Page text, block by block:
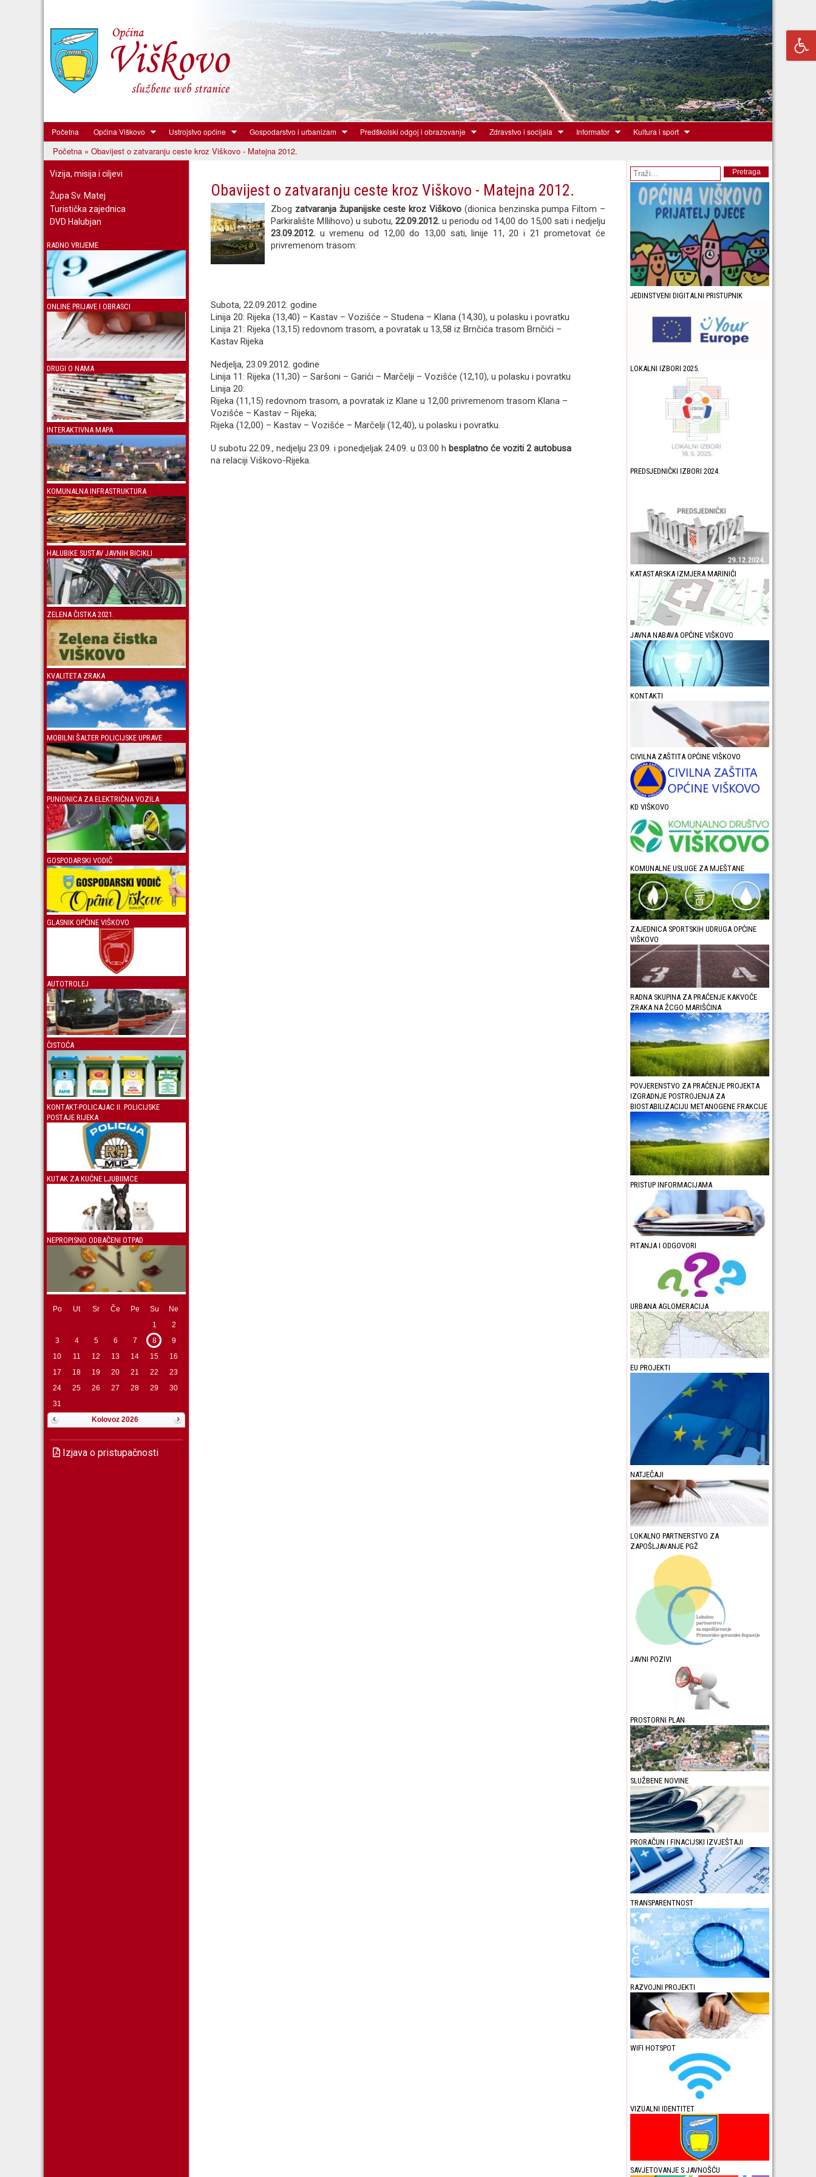
Skoči
glavni
sadržaj
Općina
Viškovo
Početna Općina Viškovo Ustrojstvo općine Gospodarstvo i urbanizam Predškolski odgoj i obrazovanje Zdravstvo i socijala Informator Kultura i sport
Vi ste ovdje
Početna » Obavijest o zatvaranju ceste kroz Viškovo - Matejna 2012.
Vizija, misija i ciljevi
Župa Sv. Matej
Turistička zajednica
DVD Halubjan
RADNO VRIJEME
ONLINE PRIJAVE I OBRASCI
DRUGI O NAMA
INTERAKTIVNA MAPA
KOMUNALNA INFRASTRUKTURA
HALUBIKE SUSTAV JAVNIH BICIKLI
ZELENA ČISTKA 2021.
KVALITETA ZRAKA
MOBILNI ŠALTER POLICIJSKE UPRAVE
PUNIONICA ZA ELEKTRIČNA VOZILA
GOSPODARSKI VODIČ
GLASNIK OPĆINE VIŠKOVO
AUTOTROLEJ
ČISTOĆA
KONTAKT-POLICAJAC II. POLICIJSKE
POSTAJE RIJEKA
KUTAK ZA KUĆNE LJUBIIMCE
NEPROPISNO ODBAČENI OTPAD
Po Ut Sr Če Pe Su
Ne
1
2
3
4 5 6 7 8
9
10
11 12 13 14 15
16
17
18 19 20 21 22
23
24
25 26 27 28 29
30
31
Kolovoz 2026
Izjava o pristupačnosti
Obavijest o zatvaranju ceste kroz Viškovo - Matejna 2012.
Zbog zatvaranja županijske ceste kroz Viškovo (dionica benzinska pumpa Filtom –
Parkiralište MIlihovo) u subotu, 22.09.2012. u periodu od 14,00 do 15,00 sati i nedjelju
23.09.2012. u vremenu od 12,00 do 13,00 sati, linije 11, 20 i 21 prometovat će
privremenom trasom:
Subota, 22.09.2012. godine
Linija 20: Rijeka (13,40) – Kastav – Vozišće – Studena – Klana (14,30), u polasku i povratku
Linija 21: Rijeka (13,15) redovnom trasom, a povratak u 13,58 iz Brnčića trasom Brnčići –
Kastav Rijeka
Nedjelja, 23.09.2012. godine
Linija 11: Rijeka (11,30) – Saršoni – Garići – Marčelji – Vozišće (12,10), u polasku i povratku
Linija 20:
Rijeka (11,15) redovnom trasom, a povratak iz Klane u 12,00 privremenom trasom Klana –
Vozišće – Kastav – Rijeka;
Rijeka (12,00) – Kastav – Vozišće – Marčelji (12,40), u polasku i povratku.
U subotu 22.09., nedjelju 23.09. i ponedjeljak 24.09. u 03.00 h besplatno će voziti 2 autobusa
na relaciji Viškovo-Rijeka.
Obrazac pretrage Pretraga
JEDINSTVENI DIGITALNI PRISTUPNIK
LOKALNI IZBORI 2025.
PREDSJEDNIČKI IZBORI 2024.
KATASTARSKA IZMJERA MARINIĆI
JAVNA NABAVA OPĆINE VIŠKOVO
KONTAKTI
CIVILNA ZAŠTITA OPĆINE VIŠKOVO
KD VIŠKOVO
KOMUNALNE USLUGE ZA MJEŠTANE
ZAJEDNICA SPORTSKIH UDRUGA OPĆINE
VIŠKOVO
RADNA SKUPINA ZA PRAĆENJE KAKVOĆE
ZRAKA NA ŽCGO MARIŠĆINA
POVJERENSTVO ZA PRAĆENJE PROJEKTA
IZGRADNJE POSTROJENJA ZA
BIOSTABILIZACIJU METANOGENE FRAKCIJE
PRISTUP INFORMACIJAMA
PITANJA I ODGOVORI
URBANA AGLOMERACIJA
EU PROJEKTI
NATJEČAJI
LOKALNO PARTNERSTVO ZA
ZAPOŠLJAVANJE PGŽ
JAVNI POZIVI
PROSTORNI PLAN
SLUŽBENE NOVINE
PRORAČUN I FINACIJSKI IZVJEŠTAJI
TRANSPARENTNOST
RAZVOJNI PROJEKTI
WIFI HOTSPOT
VIZUALNI IDENTITET
SAVJETOVANJE S JAVNOŠĆU